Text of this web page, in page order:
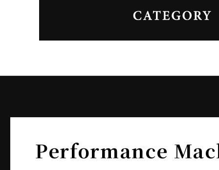
Performance